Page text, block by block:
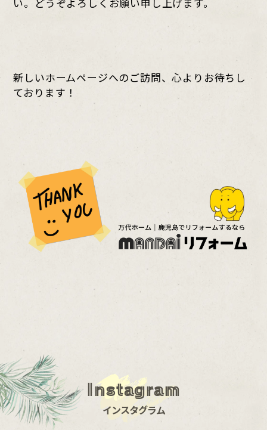
新しいホームページへのご訪問、心よりお待ちし
ております！
Instagram
インスタグラム